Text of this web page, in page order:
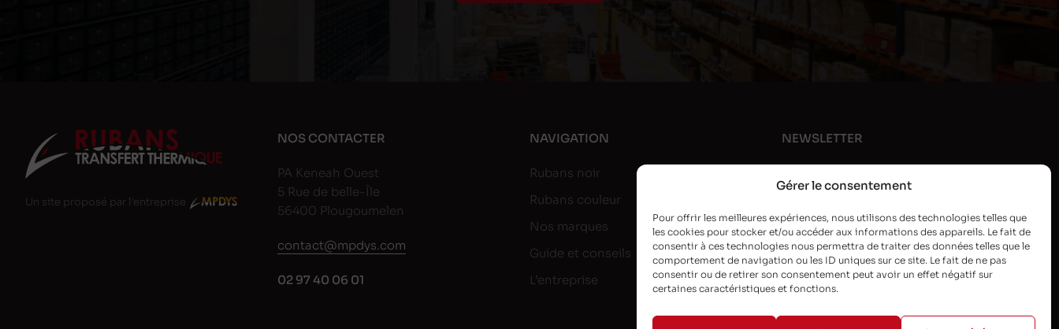
Gérer le consentement
Pour offrir les meilleures expériences, nous utilisons des technologies telles que
les cookies pour stocker et/ou accéder aux informations des appareils. Le fait de
consentir à ces technologies nous permettra de traiter des données telles que le
comportement de navigation ou les ID uniques sur ce site. Le fait de ne pas
consentir ou de retirer son consentement peut avoir un effet négatif sur
certaines caractéristiques et fonctions.
Un site proposé par l'entreprise
NOS CONTACTER
PA Keneah Ouest
5 Rue de belle-Île
56400 Plougoumelen
contact@mpdys.com
02 97 40 06 01
NAVIGATION
Rubans noir
Rubans couleur
Nos marques
Guide et conseils
L’entreprise
NEWSLETTER